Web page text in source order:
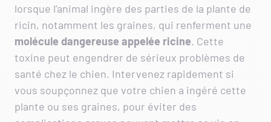
lorsque l’animal ingère des parties de la plante de
ricin, notamment les graines, qui renferment une
molécule dangereuse appelée ricine. Cette
toxine peut engendrer de sérieux problèmes de
santé chez le chien. Intervenez rapidement si
vous soupçonnez que votre chien a ingéré cette
plante ou ses graines, pour éviter des